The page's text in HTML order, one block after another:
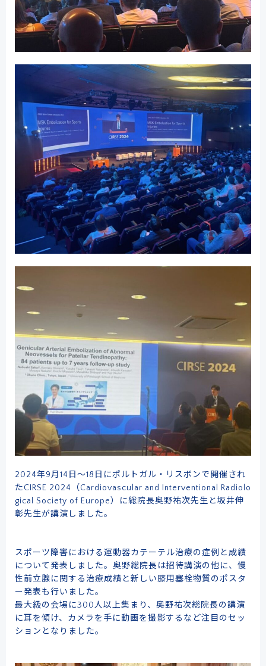
2024年9月14日～18日にポルトガル・リスボンで開催され
たCIRSE 2024（Cardiovascular and Interventional Radiolo
gical Society of Europe）に総院長奥野祐次先生と坂井伸
彰先生が講演しました。
スポーツ障害における運動器カテーテル治療の症例と成績
について発表しました。奥野総院長は招待講演の他に、慢
性前立腺に関する治療成績と新しい膝用塞栓物質のポスタ
ー発表も行いました。
最大級の会場に300人以上集まり、奥野祐次総院長の講演
に耳を傾け、カメラを手に動画を撮影するなど注目のセッ
ションとなりました。